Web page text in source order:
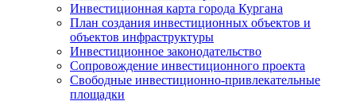
Инвестиционная карта города Кургана
План создания инвестиционных объектов и
объектов инфраструктуры
Инвестиционное законодательство
Сопровождение инвестиционного проекта
Свободные инвестиционно-привлекательные
площадки